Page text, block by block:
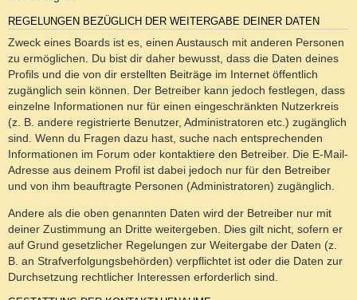
REGELUNGEN BEZÜGLICH DER WEITERGABE DEINER DATEN
Zweck eines Boards ist es, einen Austausch mit anderen Personen
zu ermöglichen. Du bist dir daher bewusst, dass die Daten deines
Profils und die von dir erstellten Beiträge im Internet öffentlich
zugänglich sein können. Der Betreiber kann jedoch festlegen, dass
einzelne Informationen nur für einen eingeschränkten Nutzerkreis
(z. B. andere registrierte Benutzer, Administratoren etc.) zugänglich
sind. Wenn du Fragen dazu hast, suche nach entsprechenden
Informationen im Forum oder kontaktiere den Betreiber. Die E-Mail-
Adresse aus deinem Profil ist dabei jedoch nur für den Betreiber
und von ihm beauftragte Personen (Administratoren) zugänglich.
Andere als die oben genannten Daten wird der Betreiber nur mit
deiner Zustimmung an Dritte weitergeben. Dies gilt nicht, sofern er
auf Grund gesetzlicher Regelungen zur Weitergabe der Daten (z.
B. an Strafverfolgungsbehörden) verpflichtet ist oder die Daten zur
Durchsetzung rechtlicher Interessen erforderlich sind.